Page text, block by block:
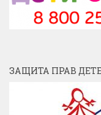
ЗАЩИТА ПРАВ